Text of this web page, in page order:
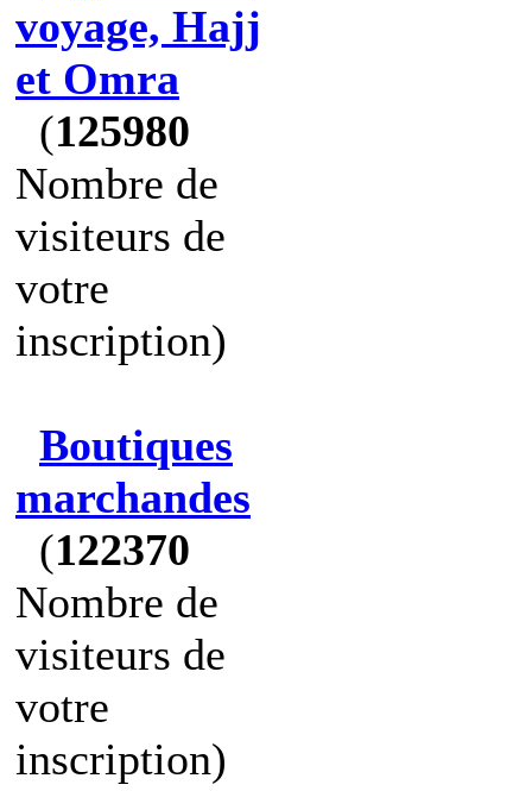
voyage, Hajj
et Omra
(125980
Nombre de
visiteurs de
votre
inscription)
Boutiques
marchandes
(122370
Nombre de
visiteurs de
votre
inscription)